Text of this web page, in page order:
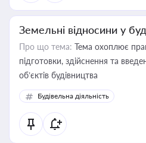
Земельні відносини у
Про що тема: Тема охоплює
підготовки, здійснення та
об’єктів будівництва
Будівельна діяльність